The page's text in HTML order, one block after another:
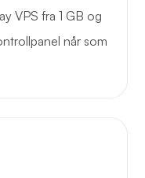
VPS fra 1 GB og
når som